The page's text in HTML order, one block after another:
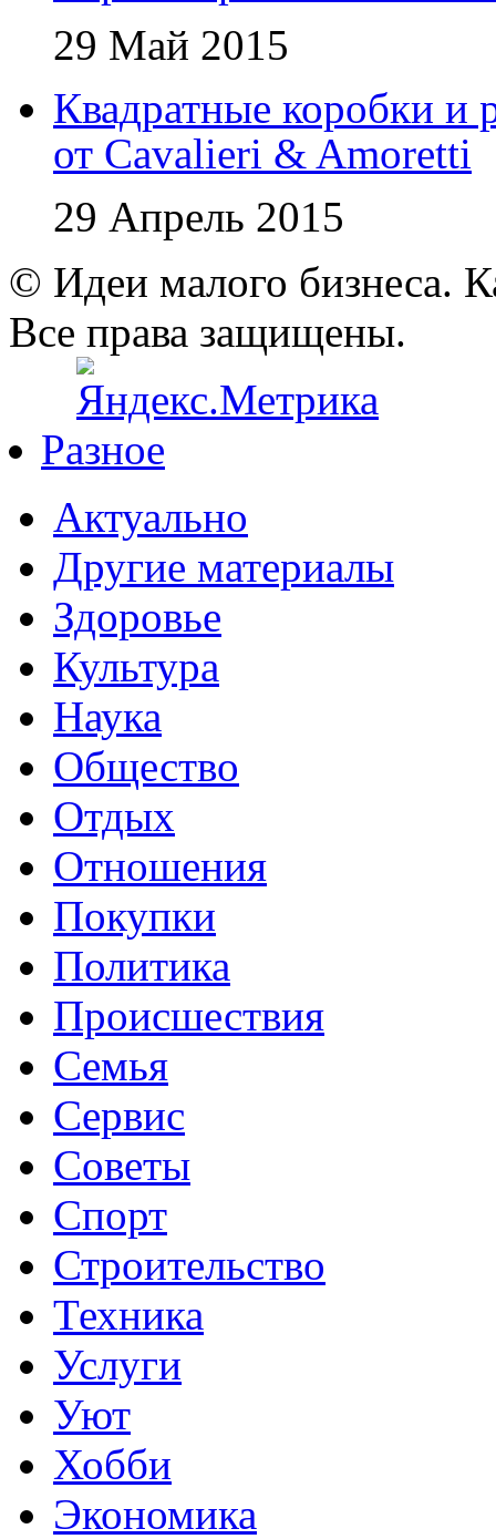
29 Май 2015
Квадратные коробки и
от Cavalieri & Amoretti
29 Апрель 2015
© Идеи малого бизнеса.
Все права защищены.
Разное
Актуально
Другие материалы
Здоровье
Культура
Наука
Общество
Отдых
Отношения
Покупки
Политика
Происшествия
Семья
Сервис
Советы
Спорт
Строительство
Техника
Услуги
Уют
Хобби
Экономика